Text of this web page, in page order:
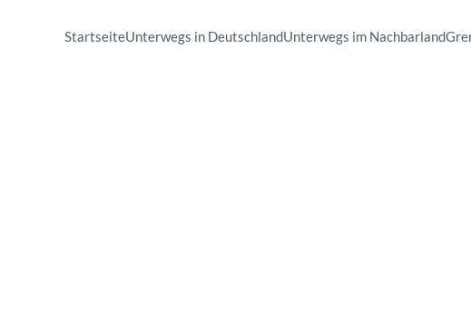
StartseiteUnterwegs in DeutschlandUnterwegs im Nachbarland